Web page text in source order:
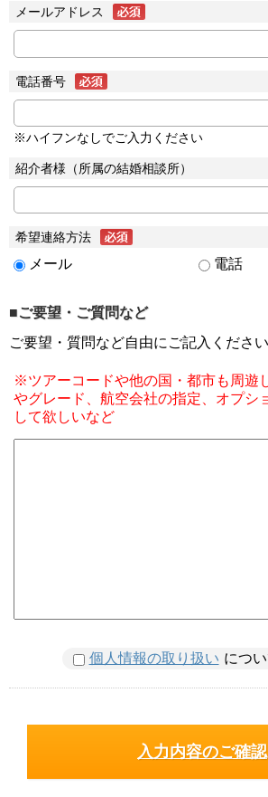
メールアドレス
電話番号
※ハイフンなしでご入力ください
紹介者様（所属の結婚相談所）
希望連絡方法
メール 電話
■ご要望・ご質問など
ご要望・質問など自由にご記入ください
※ツアーコードや他の国・都市も周遊
やグレード、航空会社の指定、オプシ
して欲しいなど
個人情報の取り扱い につ